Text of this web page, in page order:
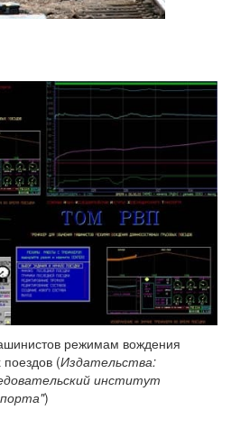
режимам вождения
поездов (Издательства:
институт
)